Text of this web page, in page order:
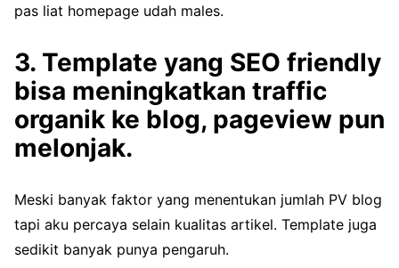
pas liat homepage udah males.
3. Template yang SEO friendly
bisa meningkatkan traffic
organik ke blog, pageview pun
melonjak.
Meski banyak faktor yang menentukan jumlah PV blog
tapi aku percaya selain kualitas artikel. Template juga
sedikit banyak punya pengaruh.